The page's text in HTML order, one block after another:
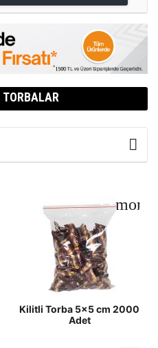
Kilitli Torba 5x5 cm 2000
Adet